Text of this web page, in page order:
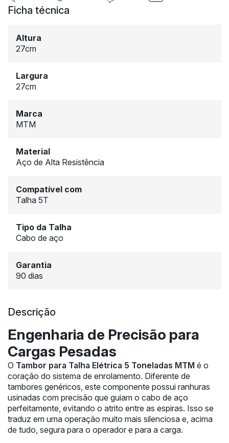
Ficha técnica
Altura
27cm
Largura
27cm
Marca
MTM
Material
Aço de Alta Resistência
Compatível com
Talha 5T
Tipo da Talha
Cabo de aço
Garantia
90 dias
Descrição
Engenharia de Precisão para
Cargas Pesadas
O Tambor para Talha Elétrica 5 Toneladas MTM é o
coração do sistema de enrolamento. Diferente de
tambores genéricos, este componente possui ranhuras
usinadas com precisão que guiam o cabo de aço
perfeitamente, evitando o atrito entre as espiras. Isso se
traduz em uma operação muito mais silenciosa e, acima
de tudo, segura para o operador e para a carga.